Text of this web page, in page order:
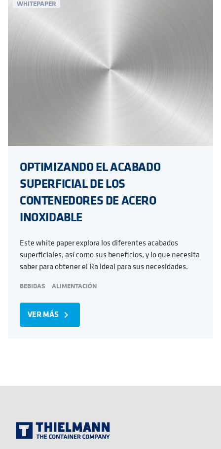
WHITEPAPER
OPTIMIZANDO EL ACABADO
SUPERFICIAL DE LOS
CONTENEDORES DE ACERO
INOXIDABLE
Este white paper explora los diferentes acabados
superficiales, así como sus beneficios, y lo que necesita
saber para obtener el Ra ideal para sus necesidades.
BEBIDAS ALIMENTACIÓN
VER MÁS navigate_next